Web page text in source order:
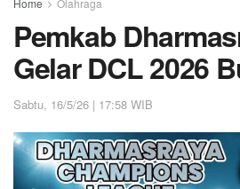
Home Olahraga
Pemkab
Gelar DCL 2026
Sabtu, 16/5/26 | 17:58 WIB